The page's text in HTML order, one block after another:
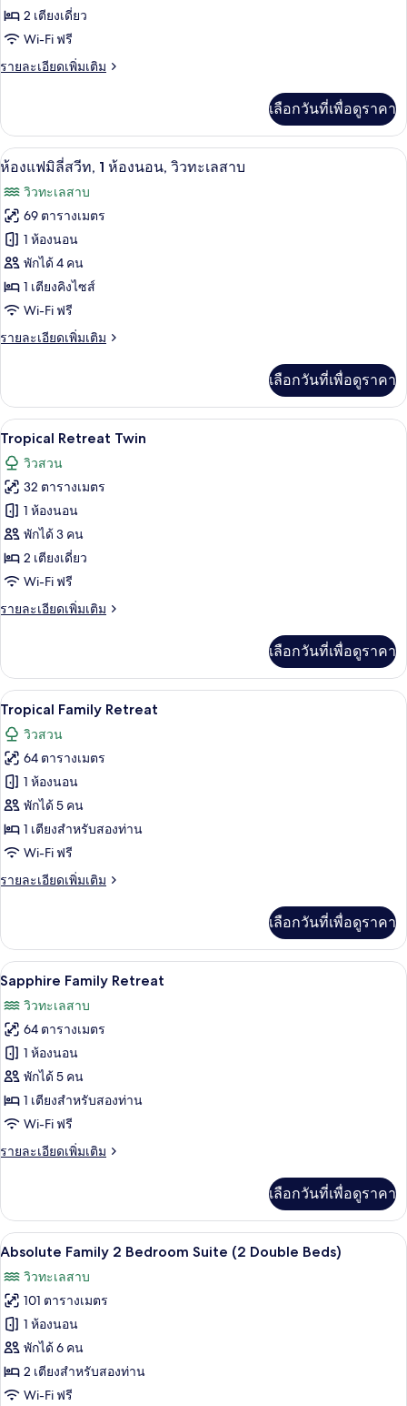
Retreat
Twin
2 เตียงเดี่ยว
Wi-Fi ฟรี
รายละเอียดเพิ่มเติม
ราย
เกี่ยว
กับ
Sapphire
Twin
เลือกวันที่เพื่อดูราคา
เปิด
ภาพถ่าย
ทั้งหมด
ของ
ห้อง
แฟ
มิ
ลี่
1
ห้อง
นอน,
วิว
ทะเลสาบ
เครื่องนอนระดับพรีเมียม, ผ้านวมขนเ
22
ห้องแฟมิลี่สวีท, 1 ห้องนอน, วิวทะเลสาบ
วิวทะเลสาบ
69 ตารางเมตร
1 ห้องนอน
พักได้ 4 คน
1 เตียงคิงไซส์
Wi-Fi ฟรี
รายละเอียดเพิ่มเติม
ราย
เกี่ยว
กับ
ห้อง
มิ
ลี่
สวี
ท,
ห้อง
นอน,
วิว
เลือกวันที่เพื่อดูราคา
เปิด
ภาพถ่าย
ทั้งหมด
ของ
Tropical
Retreat
Twin
เครื่องนอนระดับพรีเมียม, ผ้านวมขนเ
18
Tropical Retreat Twin
วิวสวน
32 ตารางเมตร
1 ห้องนอน
พักได้ 3 คน
2 เตียงเดี่ยว
Wi-Fi ฟรี
รายละเอียดเพิ่มเติม
ราย
เกี่ยว
กับ
Tropical
Retreat
Twin
เลือกวันที่เพื่อดูราคา
เปิด
ภาพถ่าย
ทั้งหมด
ของ
Tropical
Family
Retreat
Tropical Family Retreat | เครื่องนอ
16
Tropical Family Retreat
วิวสวน
64 ตารางเมตร
1 ห้องนอน
พักได้ 5 คน
1 เตียงสำหรับสองท่าน
Wi-Fi ฟรี
รายละเอียดเพิ่มเติม
ราย
เกี่ยว
กับ
Tropical
Family
Retreat
เลือกวันที่เพื่อดูราคา
เปิด
ภาพถ่าย
ทั้งหมด
ของ
Sapphire
Family
Retreat
เครื่องนอนระดับพรีเมียม, ผ้านวมขนเ
16
Sapphire Family Retreat
วิวทะเลสาบ
64 ตารางเมตร
1 ห้องนอน
พักได้ 5 คน
1 เตียงสำหรับสองท่าน
Wi-Fi ฟรี
รายละเอียดเพิ่มเติม
ราย
เกี่ยว
กับ
Sapphire
Retreat
เลือกวันที่เพื่อดูราคา
เปิด
ภาพถ่าย
ทั้งหมด
ของ
Absolute
Family
2
เครื่องนอนระดับพรีเมียม, ผ้านวมขนเ
14
Absolute Family 2 Bedroom Suite (2 Double Beds)
วิวทะเลสาบ
101 ตารางเมตร
1 ห้องนอน
พักได้ 6 คน
2 เตียงสำหรับสองท่าน
Wi-Fi ฟรี